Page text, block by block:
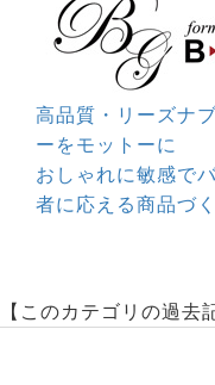
高品質・リーズナ
ーをモットーに
おしゃれに敏感で
者に応える商品づ
【このカテゴリの過去